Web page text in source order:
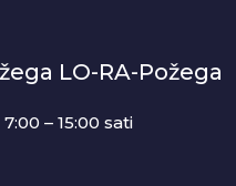
LO-RA-Požega
– 15:00 sati